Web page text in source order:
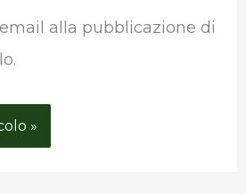
alla pubblicazione di